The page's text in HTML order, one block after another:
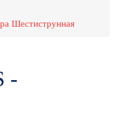
Шестиструнная
-